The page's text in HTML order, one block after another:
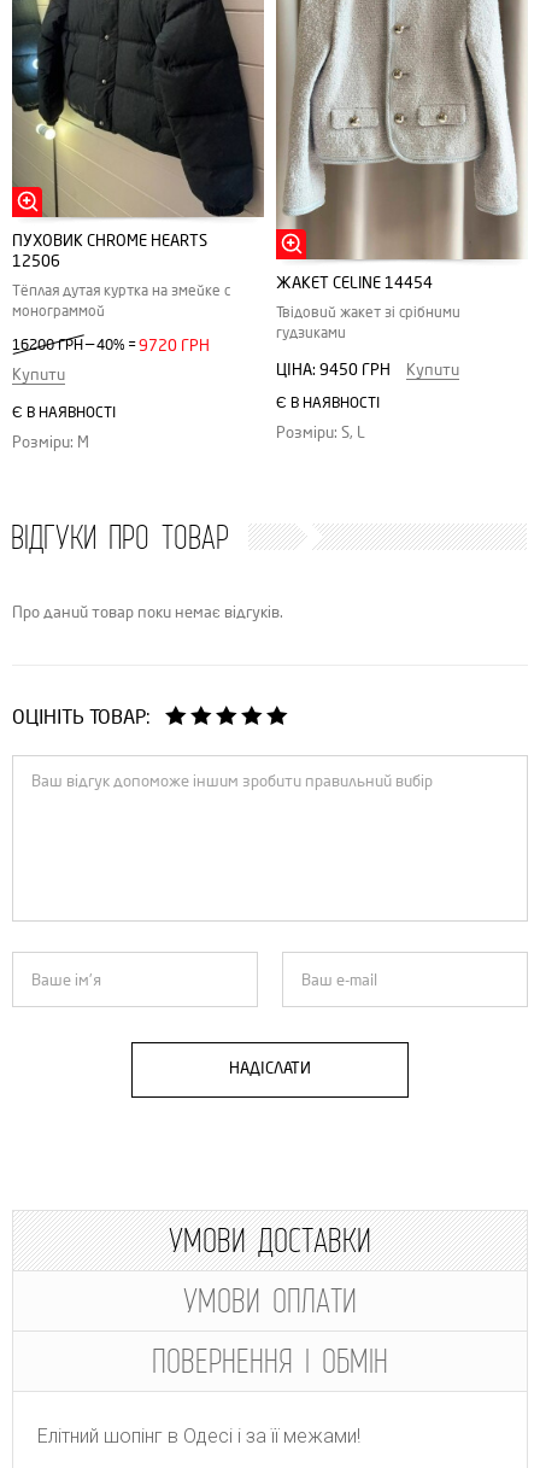
ПУХОВИК CHROME HEARTS
12506
Тёплая дутая куртка на змейке с
монограммой
16200 ГРН —40% =9720 ГРН
Купити
Є В НАЯВНОСТІ
Розміри: M
ЖАКЕТ CELINE 14454
Твідовий жакет зі срібними
гудзиками
ЦІНА: 9450 ГРН Купити
Є В НАЯВНОСТІ
Розміри: S, L
ВІДГУКИ ПРО ТОВАР
Про даний товар поки немає відгуків.
ОЦІНІТЬ ТОВАР:
НАДІСЛАТИ
УМОВИ ДОСТАВКИ
УМОВИ ОПЛАТИ
ПОВЕРНЕННЯ І ОБМІН
Елітний шопінг в Одесі і за її межами!